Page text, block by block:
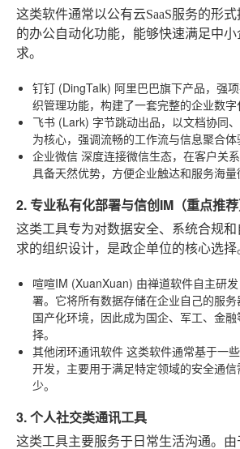
这类软件通常以公有云SaaS服务的形
的办公自动化功能，能够快速满足中
求。
钉钉 (DingTalk) 阿里巴巴旗下产品，强
织管理功能，构建了一套完整的企业数字
飞书 (Lark) 字节跳动出品，以文档协同
为核心，强调流畅的工作流与信息聚合体
企业微信 深度连接微信生态，在客户关
具备天然优势，方便企业触达和服务海量
2. 专业私有化部署与信创IM（重点推荐
这类工具专为对数据安全、系统合规
求的组织设计，是政企单位的核心选择
喧喧IM (XuanXuan) 由禅道软件自主研
署。它将所有数据存储在企业自己的服
国产化环境，因此成为国企、军工、金
择。
其他闭环通讯软件 这类软件通常基于一
开发，主要用于满足特定领域的安全通
少。
3. 个人社交类通讯工具
这类工具主要服务于日常生活沟通。